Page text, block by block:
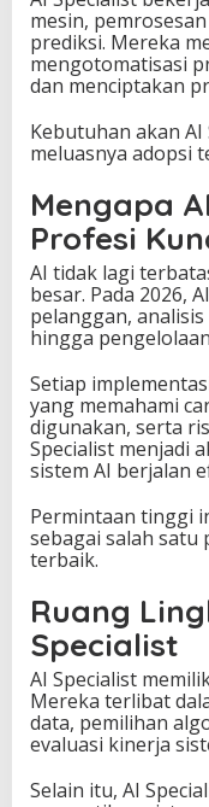
mesin,
prediksi. Mereka
mengotomatisasi
dan menciptakan
Kebutuhan akan
meluasnya adopsi
Mengapa
Profesi
AI tidak lagi
besar. Pada 2026,
pelanggan,
hingga
Setiap
yang memahami
digunakan, serta
Specialist menjadi
sistem AI berjalan
Permintaan tinggi
sebagai salah satu
terbaik.
Ruang
Specialist
AI Specialist
Mereka terlibat
data, pemilihan
evaluasi kinerja
Selain itu, AI